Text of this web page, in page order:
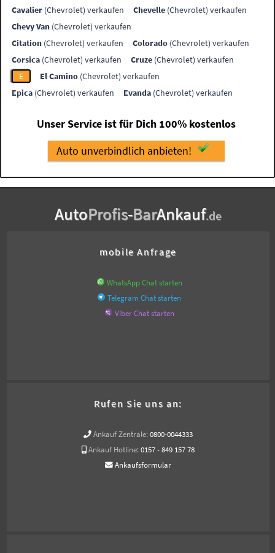
Cavalier (Chevrolet) verkaufen Chevelle (Chevrolet) verkaufen
Chevy Van (Chevrolet) verkaufen
Citation (Chevrolet) verkaufen Colorado (Chevrolet) verkaufen
Corsica (Chevrolet) verkaufen Cruze (Chevrolet) verkaufen
E
El Camino (Chevrolet) verkaufen
Epica (Chevrolet) verkaufen Evanda (Chevrolet) verkaufen
Unser Service ist für Dich 100% kostenlos
Auto unverbindlich anbieten!
AutoProfis-BarAnkauf.de
mobile Anfrage
WhatsApp Chat starten
Telegram Chat starten
Viber Chat starten
Rufen Sie uns an:
Ankauf Zentrale: 0800-0044333
Ankauf Hotline: 0157 - 849 157 78
Ankaufsformular